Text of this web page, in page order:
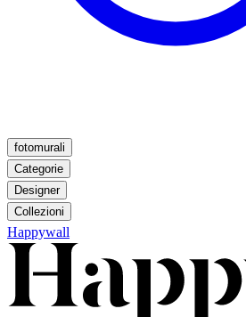
fotomurali
Categorie
Designer
Collezioni
Happywall